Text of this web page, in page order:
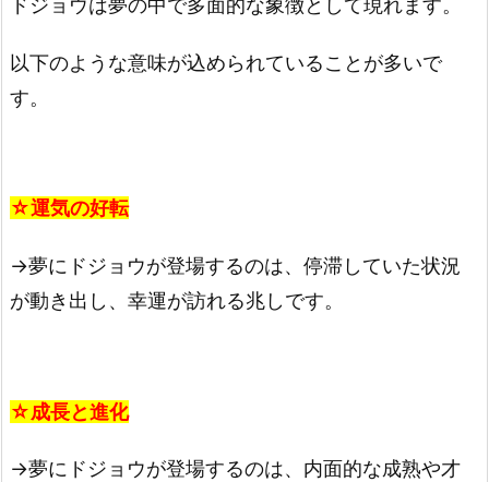
ドジョウは夢の中で多面的な象徴として現れます。
以下のような意味が込められていることが多いで
す。
☆運気の好転
→夢にドジョウが登場するのは、停滞していた状況
が動き出し、幸運が訪れる兆しです。
☆成長と進化
→夢にドジョウが登場するのは、内面的な成熟や才